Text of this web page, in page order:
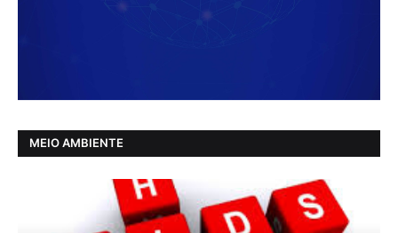
MEIO AMBIENTE